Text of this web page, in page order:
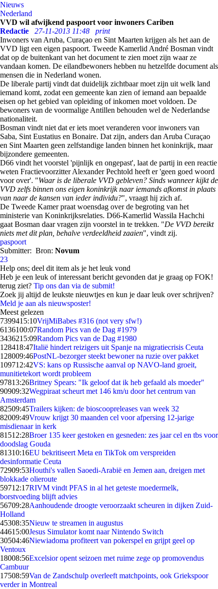
Nieuws
Nederland
VVD wil afwijkend paspoort voor inwoners Cariben
Redactie
27-11-2013 11:48
print
Inwoners van Aruba, Curaçao en Sint Maarten krijgen als het aan de
VVD ligt een eigen paspoort. Tweede Kamerlid André Bosman vindt
dat op de buitenkant van het document te zien moet zijn waar ze
vandaan komen. De eilandbewoners hebben nu hetzelfde document als
mensen die in Nederland wonen.
De liberale partij vindt dat duidelijk zichtbaar moet zijn uit welk land
iemand komt, zodat een gemeente kan zien of iemand aan bepaalde
eisen op het gebied van opleiding of inkomen moet voldoen. De
bewoners van de voormalige Antillen behouden wel de Nederlandse
nationaliteit.
Bosman vindt niet dat er iets moet veranderen voor inwoners van
Saba, Sint Eustatius en Bonaire. Dat zijn, anders dan Aruba Curaçao
en Sint Maarten geen zelfstandige landen binnen het koninkrijk, maar
bijzondere gemeenten.
D66 vindt het voorstel 'pijnlijk en ongepast', laat de partij in een reactie
weten Fractievoorzitter Alexander Pechtold heeft er 'geen goed woord
voor over'. "Waar is de liberale VVD gebleven? Sinds wanneer kijkt de
VVD zelfs binnen ons eigen koninkrijk naar iemands afkomst in plaats
van naar de kansen van ieder individu?", vraagt hij zich af.
De Tweede Kamer praat woensdag over de begroting van het
ministerie van Koninkrijksrelaties. D66-Kamerlid Wassila Hachchi
gaat Bosman daar vragen zijn voorstel in te trekken. "De VVD bereikt
niets met dit plan, behalve verdeeldheid zaaien", vindt zij.
paspoort
Submitter: Bron: Novum
23
Help ons; deel dit item als je het leuk vond
Heb je een leuk of interessant bericht gevonden dat je graag op FOK!
terug ziet? Tip ons dan via de submit!
Zoek jij altijd de leukste nieuwtjes en kun je daar leuk over schrijven?
Meld je aan als nieuwsposter!
Meest gelezen
7399415:10VrijMiBabes #316 (not very sfw!)
6136100:07Random Pics van de Dag #1979
3436215:09Random Pics van de Dag #1980
128418:47Italië hindert reizigers uit Spanje na migratiecrisis Ceuta
128009:46PostNL-bezorger steekt bewoner na ruzie over pakket
109712:42VS: kans op Russische aanval op NAVO-land groeit,
munitietekort wordt probleem
97813:26Britney Spears: "Ik geloof dat ik heb gefaald als moeder"
90909:32Wegpiraat scheurt met 146 km/u door het centrum van
Amsterdam
82509:45Trailers kijken: de bioscoopreleases van week 32
82009:49Vrouw krijgt 30 maanden cel voor afpersing 12-jarige
misdienaar in kerk
81512:28Broer 135 keer gestoken en gesneden: zes jaar cel en tbs voor
doodslag Gouda
81310:16EU bekritiseert Meta en TikTok om verspreiden
desinformatie Ceuta
72909:53Houthi's vallen Saoedi-Arabië en Jemen aan, dreigen met
blokkade olieroute
59712:17RIVM vindt PFAS in al het geteste moedermelk,
borstvoeding blijft advies
56709:28Aanhoudende droogte veroorzaakt scheuren in dijken Zuid-
Holland
45308:35Nieuw te streamen in augustus
44615:00Jesus Simulator komt naar Nintendo Switch
30504:46Niewiadoma profiteert van pokerspel en grijpt geel op
Ventoux
18008:56Excelsior opent seizoen met ruime zege op promovendus
Cambuur
17508:59Van de Zandschulp overleeft matchpoints, ook Griekspoor
verder in Montreal